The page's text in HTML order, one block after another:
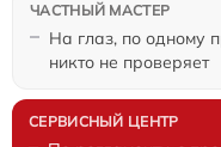
На глаз, по одному
никто не проверяет